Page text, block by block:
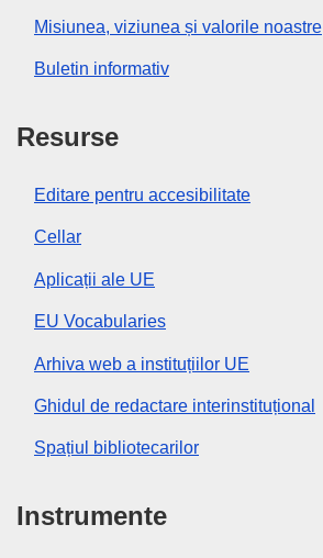
Misiunea, viziunea și valorile noastre
Buletin informativ
Resurse
Editare pentru accesibilitate
Cellar
Aplicații ale UE
EU Vocabularies
Arhiva web a instituțiilor UE
Ghidul de redactare interinstituțional
Spațiul bibliotecarilor
Instrumente